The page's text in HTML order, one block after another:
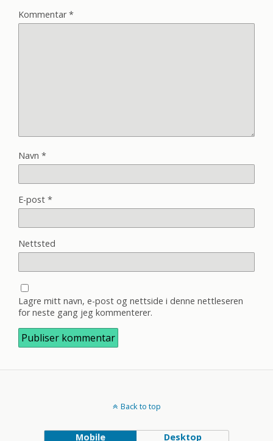
Kommentar*
Navn *
E-post *
Nettsted
Lagre mitt navn, e-post og nettside i denne nettleseren
for neste gang jeg kommenterer.
Back to top
Mobile Desktop